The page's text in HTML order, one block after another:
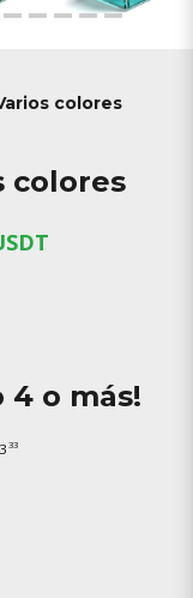
colores
colores
4 o más!
33